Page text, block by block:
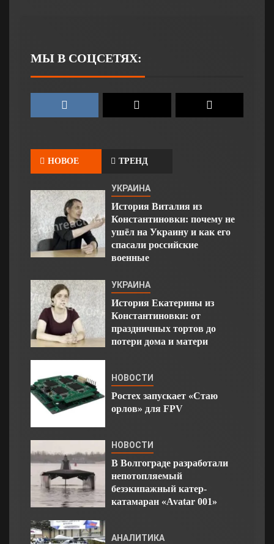
МЫ В СОЦСЕТЯХ:
НОВОЕ ТРЕНД
УКРАИНА
История Виталия из
Константиновки: почему не
ушёл на Украину и как его
спасали российские
военные
УКРАИНА
История Екатерины из
Константиновки: от
праздничных тортов до
потери дома и матери
НОВОСТИ
Ростех запускает «Стаю
орлов» для FPV
НОВОСТИ
В Волгограде разработали
непотопляемый
безэкипажный катер-
катамаран «Avatar 001»
АНАЛИТИКА